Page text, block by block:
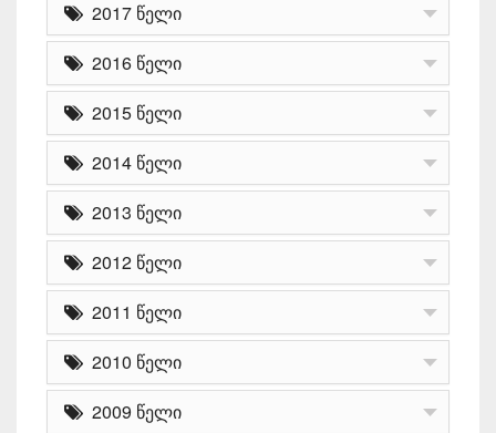
2017 წელი
2016 წელი
2015 წელი
2014 წელი
2013 წელი
2012 წელი
2011 წელი
2010 წელი
2009 წელი